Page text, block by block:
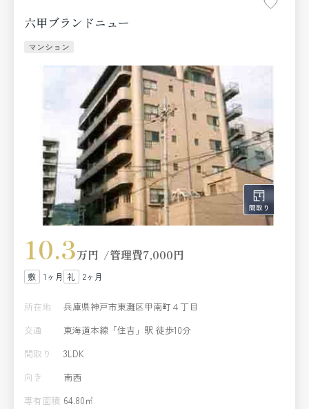
六甲ブランドニュー
マンション
10.3万円 管理費7,000円
1ヶ月 2ヶ月
所在地
兵庫県神戸市東灘区甲南町４丁目
交通
東海道本線「住吉」駅 徒歩10分
間取り
3LDK
向き
南西
専有面積 64.80㎡